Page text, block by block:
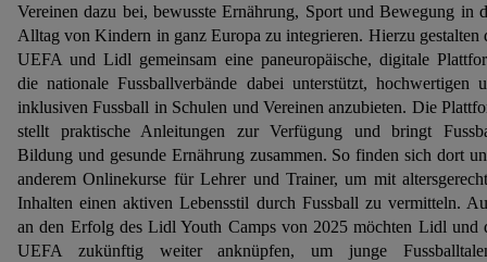
Vereinen dazu bei, bewusste Ernährung, Sport und Bewegung in
Alltag von Kindern in ganz Europa zu integrieren. Hierzu gestalten
UEFA und Lidl gemeinsam eine paneuropäische, digitale
die nationale Fussballverbände dabei unterstützt, hochwertigen
inklusiven Fussball in Schulen und Vereinen anzubieten. Die
stellt praktische Anleitungen zur Verfügung und bringt
Bildung und gesunde Ernährung zusammen. So finden sich dort
anderem Onlinekurse für Lehrer und Trainer, um mit
Inhalten einen aktiven Lebensstil durch Fussball zu vermitteln.
an den Erfolg des Lidl Youth Camps von 2025 möchten Lidl und
UEFA zukünftig weiter anknüpfen, um junge